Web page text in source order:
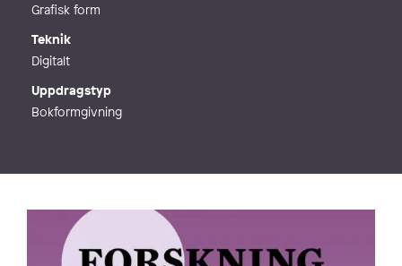
Grafisk form
Teknik
Digitalt
Uppdragstyp
Bokformgivning